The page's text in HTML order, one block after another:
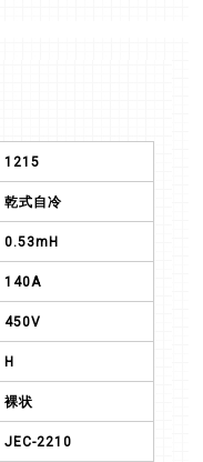
1215
乾式自冷
0.53mH
140A
450V
H
裸状
JEC-2210